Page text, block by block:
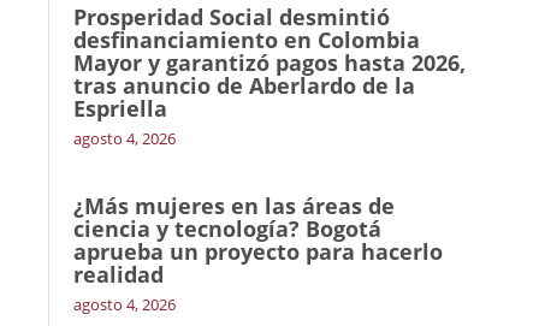
Prosperidad Social desmintió
desfinanciamiento en Colombia
Mayor y garantizó pagos hasta 2026,
tras anuncio de Aberlardo de la
Espriella
agosto 4, 2026
¿Más mujeres en las áreas de
ciencia y tecnología? Bogotá
aprueba un proyecto para hacerlo
realidad
agosto 4, 2026